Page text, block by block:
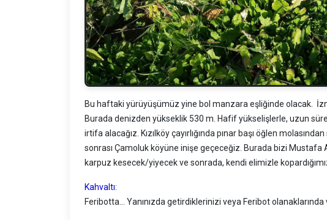
Bu haftaki yürüyüşümüz yine bol manzara eşliğinde olacak.
Burada denizden yükseklik 530 m. Hafif yükselişlerle, uzun
irtifa alacağız. Kızılköy çayırlığında pınar başı öğlen
sonrası Çamoluk köyüne inişe geçeceğiz. Burada bizi Mustafa
karpuz kesecek/yiyecek ve sonrada, kendi elimizle
Kahvaltı:
Feribotta... Yanınızda getirdiklerinizi veya Feribot olanaklarında